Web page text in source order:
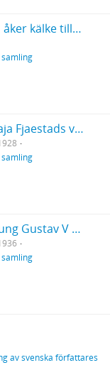
Gustaf och Maja Fjaestad åker kälke tillsammans med döttrarna Agneta och Monica
Tavelvägg med fem av Maja Fjaestads verk, utställda i London 1928
Bellmansro: H. Maj:t Konung Gustav V besökte Värmlandsutställningen den 6 maj 1936
av svenska författares